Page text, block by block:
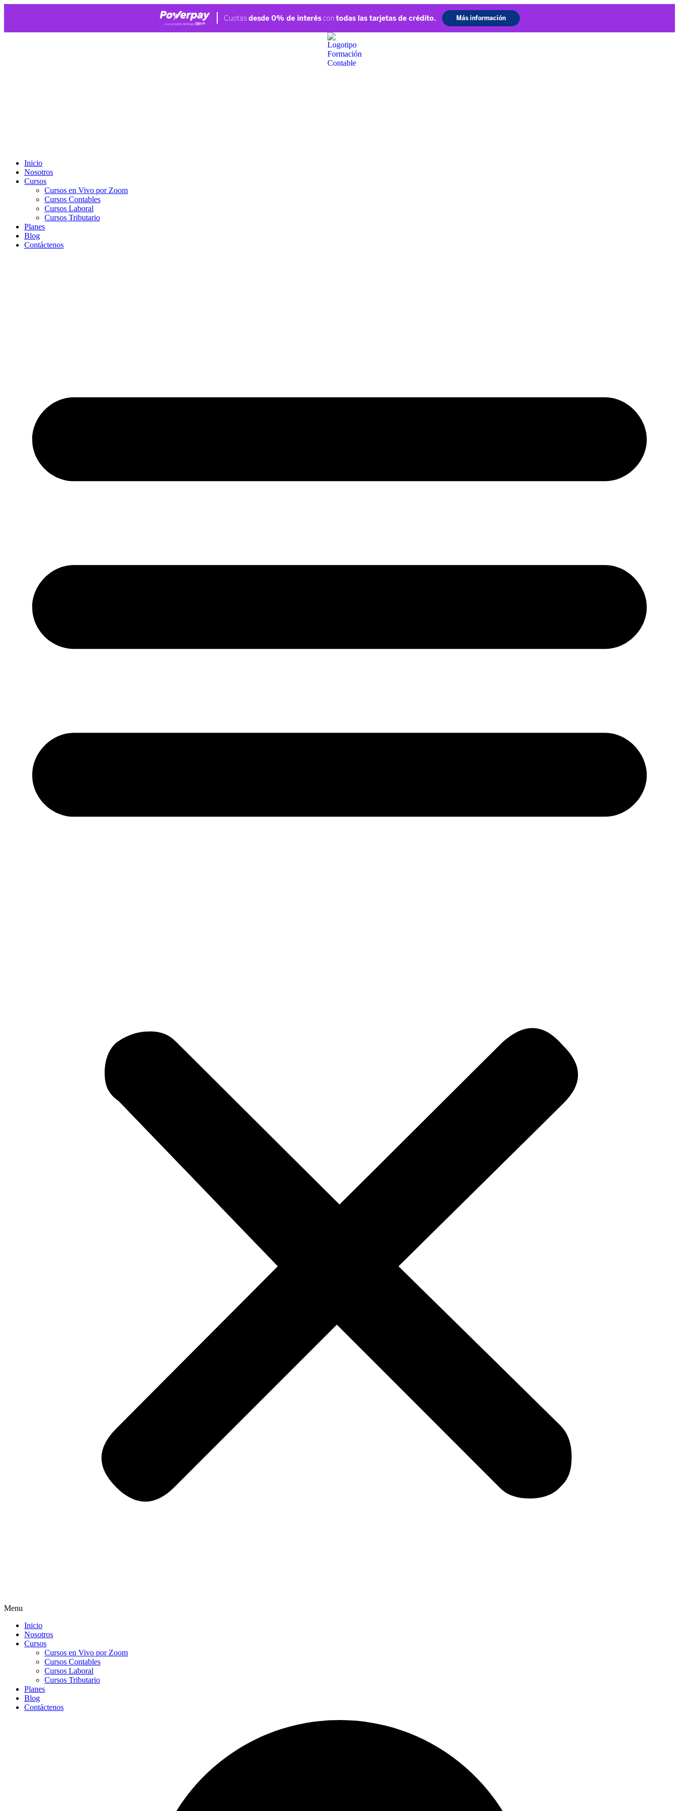
Inicio
Nosotros
Cursos
Cursos en Vivo por Zoom
Cursos Contables
Cursos Laboral
Cursos Tributario
Planes
Blog
Contáctenos
Menu
Inicio
Nosotros
Cursos
Cursos en Vivo por Zoom
Cursos Contables
Cursos Laboral
Cursos Tributario
Planes
Blog
Contáctenos